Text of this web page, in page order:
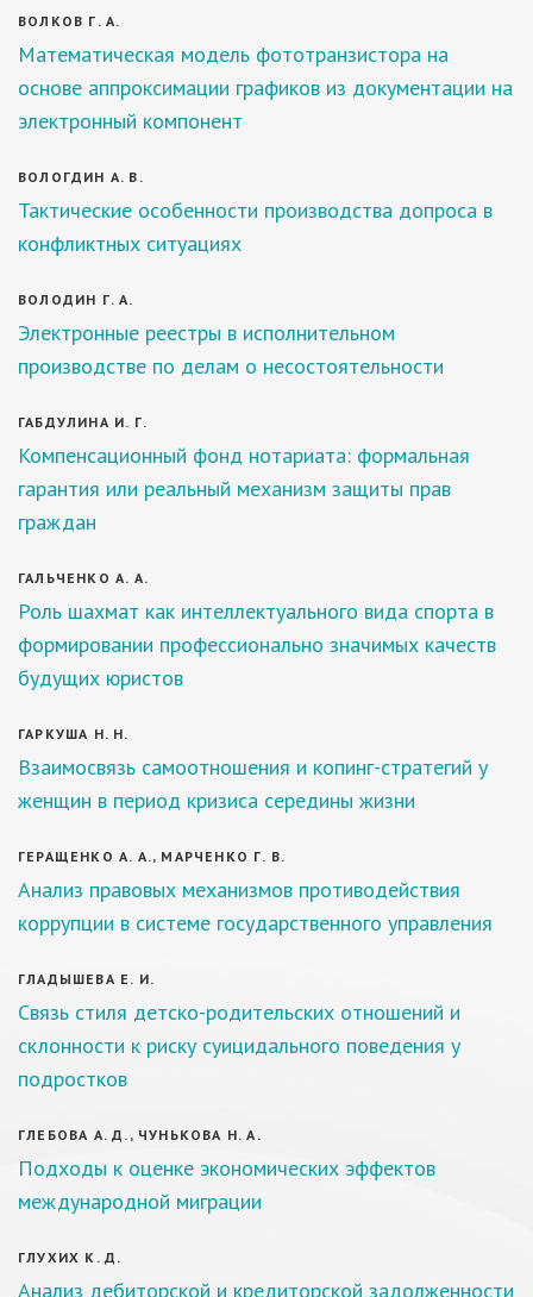
ВОЛКОВ Г. А.
Математическая модель фототранзистора на
основе аппроксимации графиков из документации на
электронный компонент
ВОЛОГДИН А. В.
Тактические особенности производства допроса в
конфликтных ситуациях
ВОЛОДИН Г. А.
Электронные реестры в исполнительном
производстве по делам о несостоятельности
ГАБДУЛИНА И. Г.
Компенсационный фонд нотариата: формальная
гарантия или реальный механизм защиты прав
граждан
ГАЛЬЧЕНКО А. А.
Роль шахмат как интеллектуального вида спорта в
формировании профессионально значимых качеств
будущих юристов
ГАРКУША Н. Н.
Взаимосвязь самоотношения и копинг-стратегий у
женщин в период кризиса середины жизни
ГЕРАЩЕНКО А. А., МАРЧЕНКО Г. В.
Анализ правовых механизмов противодействия
коррупции в системе государственного управления
ГЛАДЫШЕВА Е. И.
Связь стиля детско-родительских отношений и
склонности к риску суицидального поведения у
подростков
ГЛЕБОВА А. Д., ЧУНЬКОВА Н. А.
Подходы к оценке экономических эффектов
международной миграции
ГЛУХИХ К. Д.
Анализ дебиторской и кредиторской задолженности